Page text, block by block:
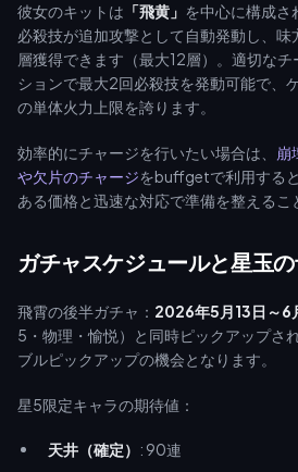
彼女のキットは 「飛黄」 を中心に構成さ
必殺技が追加攻撃として自動発動し、味
層獲得できます（最大12層）。適切な
ションで最大2回必殺技を発動可能で、
の単体火力上限を誇ります。
効率的にチャージを行いたい場合は、
崩
や欠片のチャージをbuffgetで利用する
ある価格と迅速な対応で準備を整えるこ
ガチャスケジュールと星玉
飛霄の後半ガチャ： 2026年5月13日～6
5・物理・愉悦）と同時ピックアップさ
ブルピックアップの機会となります。
星5限定キャラの期待値：
天井（確定） : 90連